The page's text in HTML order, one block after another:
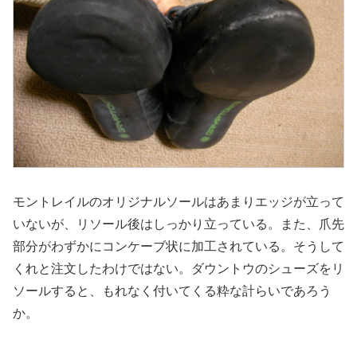
モントレイルのオリジナルソールはあまりエッジが立って
いないが、リソール後はしっかり立っている。また、爪先
部分がわずかにコンケーブ状に加工されている。そうして
くれと注文したわけではない。ダウントウのシューズをリ
ソールすると、もれなく付いてくる粋な計らいであろう
か。